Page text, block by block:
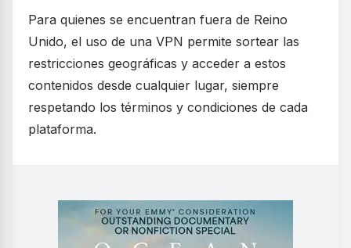
Para quienes se encuentran fuera de Reino
Unido, el uso de una VPN permite sortear las
restricciones geográficas y acceder a estos
contenidos desde cualquier lugar, siempre
respetando los términos y condiciones de cada
plataforma.